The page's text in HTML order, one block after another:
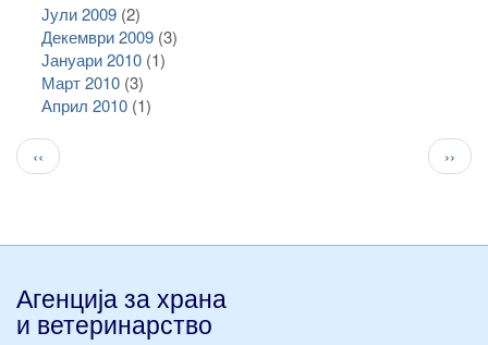
Јули 2009(2)
Декември 2009(3)
Јануари 2010(1)
Март 2010(3)
Април 2010(1)
Pagination
Previous
page
‹‹ ››
Агенција за храна
и ветеринарство